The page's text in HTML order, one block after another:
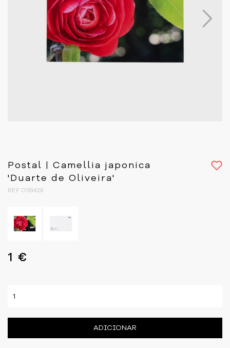
Postal | Camellia japonica
'Duarte de Oliveira'
REF 0118429
1 €
ADICIONAR